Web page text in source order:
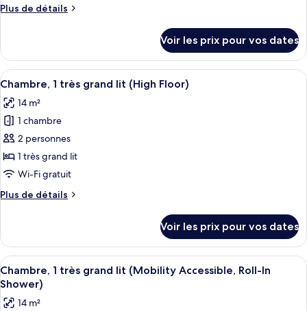
chambre :
très
grand
lit
Plus de détails
Plus
le
type
de
Chambre,
grand
lit
Voir les prix pour vos dates
Afficher
toutes
les
photos
pour
ce
type
chambre :
très
grand
lit
(High
Une chambre d’hôtel compacte
11
Chambre, 1 très grand lit (High Floor)
14 m²
1 chambre
2 personnes
1 très grand lit
Wi-Fi gratuit
Plus de détails
Plus
le
type
de
chambre
Chambre,
Voir les prix pour vos dates
Afficher
toutes
les
Une chambre à coucher moderne
8
Chambre, 1 très grand lit (Mobility Accessible, Roll-In
Shower)
14 m²